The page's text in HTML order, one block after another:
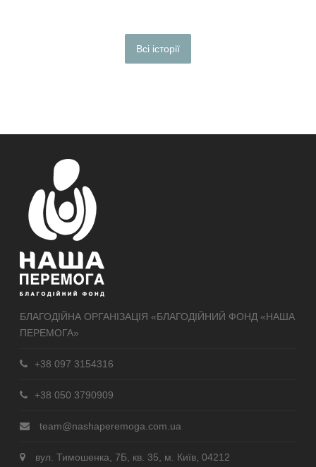
Всі історії
БЛАГОДІЙНА ОРГАНІЗАЦІЯ «БЛАГОДІЙНИЙ ФОНД «НАША
ПЕРЕМОГА»
+38 097 3154316
+38 050 3790909
team@nashaperemoga.com.ua
вул. Тимошенка, 7Б, кв. 35, м. Київ, 04212